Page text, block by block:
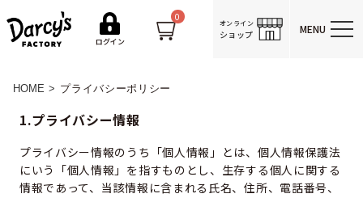
ログイン
0 オンライン
ショップ MENU
HOME プライバシーポリシー
1.プライバシー情報
プライバシー情報のうち「個人情報」とは、個人情報保護法
にいう「個人情報」を指すものとし、生存する個人に関する
情報であって、当該情報に含まれる氏名、住所、電話番号、